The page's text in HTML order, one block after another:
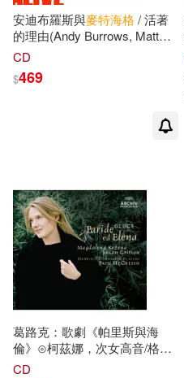
安迪布羅斯與麥特海格 / 活著
的理由(Andy Burrows, Matt
Haig / Reasons To Stay Alive)
CD
$469
葛路克：歌劇《帕里斯與海
倫》⊙柯茲娜，次女高音/格里
頓，女高音/桑普森，女高音/韋
CD